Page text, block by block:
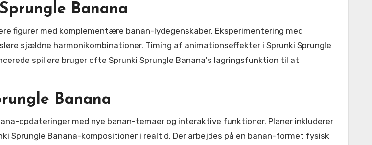
Banana
figurer med komplementære banan-lydegenskaber. Eksperimentering med
sjældne harmonikombinationer. Timing af animationseffekter i Sprunki Sprungle
spillere bruger ofte Sprunki Sprungle Banana's lagringsfunktion til at
Banana
opdateringer med nye banan-temaer og interaktive funktioner. Planer inkluderer
Sprungle Banana-kompositioner i realtid. Der arbejdes på en banan-formet fysisk